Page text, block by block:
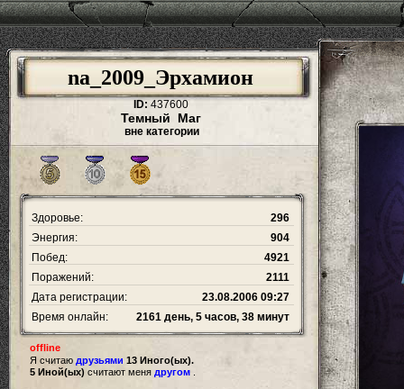
na_2009_Эрхамион
ID: 437600
Темный Маг
вне категории
Здоровье:
296
Энергия:
904
Побед:
4921
Поражений:
2111
Дата регистрации:
23.08.2006 09:27
Время онлайн:
2161 день, 5 часов, 38 минут
offline
Я считаю друзьями 13 Иного(ых).
5 Иной(ых) считают меня другом